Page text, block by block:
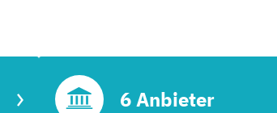
6 Anbieter